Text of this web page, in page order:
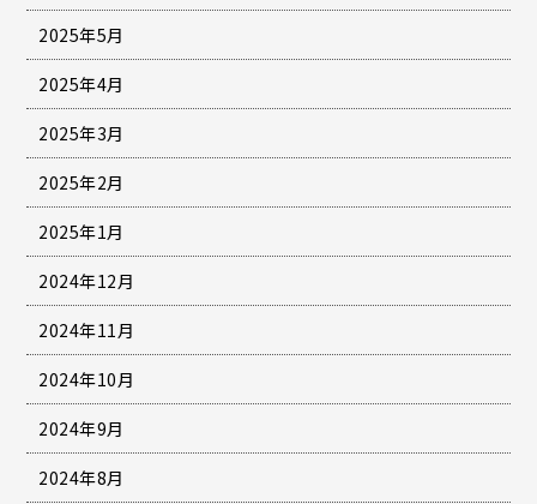
2025年5月
2025年4月
2025年3月
2025年2月
2025年1月
2024年12月
2024年11月
2024年10月
2024年9月
2024年8月